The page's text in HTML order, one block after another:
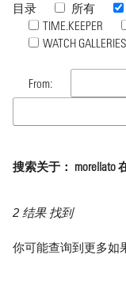
目录 所有
TIME.KEEPER
WATCH GALLERIES
From:
搜索关于： morellato
2 结果 找到
你可能查询到更多如